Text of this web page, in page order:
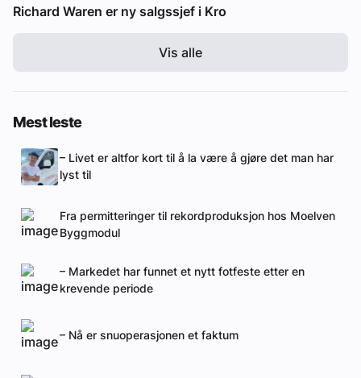
Richard Waren er ny salgssjef i Kro
Vis alle
Mest leste
– Livet er altfor kort til å la være å gjøre det man har
lyst til
Fra permitteringer til rekordproduksjon hos Moelven
Byggmodul
– Markedet har funnet et nytt fotfeste etter en
krevende periode
– Nå er snuoperasjonen et faktum